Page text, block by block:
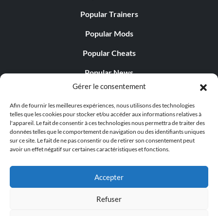
Gérer le consentement
Afin de fournir les meilleures expériences, nous utilisons des technologies
telles que les cookies pour stocker et/ou accéder aux informations relatives à
l'appareil. Le fait de consentir à ces technologies nous permettra de traiter des
données telles que le comportement de navigation ou des identifiants uniques
sur ce site. Le fait de ne pas consentir ou de retirer son consentement peut
avoir un effet négatif sur certaines caractéristiques et fonctions.
Accepter
Refuser
Popular Trainers
Popular Mods
Popular Cheats
Popular News
Popular Editorials
Popular Free Games
LATEST UPDATES